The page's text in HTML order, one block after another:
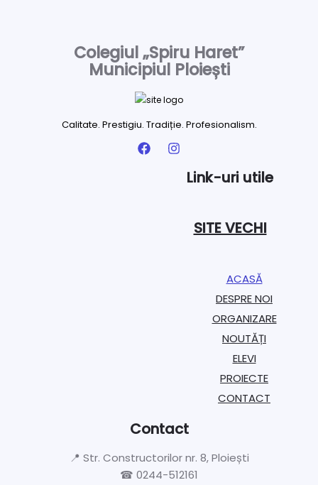
Colegiul „Spiru Haret”
Municipiul Ploiești
Calitate. Prestigiu. Tradiție. Profesionalism.
Link-uri utile
SITE VECHI
ACASĂ
DESPRE NOI
ORGANIZARE​
NOUTĂȚI
ELEVI
PROIECTE​
CONTACT
Contact
📍 Str. Constructorilor nr. 8, Ploiești
☎ 0244-512161